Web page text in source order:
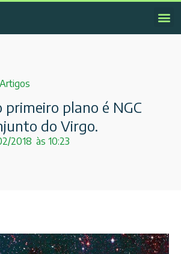
Artigos
primeiro plano é NGC
do Virgo.
2018 às 10:23